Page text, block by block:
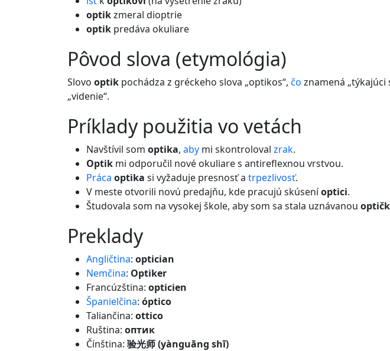
optikzmeral dioptrie
optik predáva okuliare
pôvod slova (etymológia)
Slovo optik pochádza z gréckeho slova „optikos“, čo znamená „týkajúci
„videnie“.
príklady použitia vo vetách
Navštívil som optika, aby mi skontroloval zrak.
Optik mi odporučil nové okuliare s antireflexnou vrstvou.
Práca optika si vyžaduje presnosť a trpezlivosť.
V meste otvorili novú predajňu, kde pracujú skúseníoptici.
Študovala som na vysokej škole, aby som sa stala uznávanou
preklady
Angličtina: optician
Nemčina: Optiker
Francúzština: opticien
Španielčina: óptico
Taliančina: ottico
Ruština: оптик
Čínština: 验光师 (yànguāng shī)